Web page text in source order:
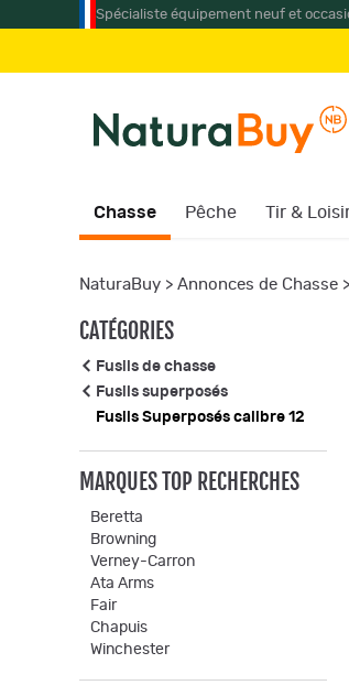
Spécialiste équipement neuf et
Chasse Pêche Tir &
NaturaBuy > Annonces de Chasse >
CATÉGORIES
Fusils de chasse
Fusils superposés
Fusils Superposés calibre 12
MARQUES TOP RECHERCHES
Beretta
Browning
Verney-Carron
Ata Arms
Fair
Chapuis
Winchester